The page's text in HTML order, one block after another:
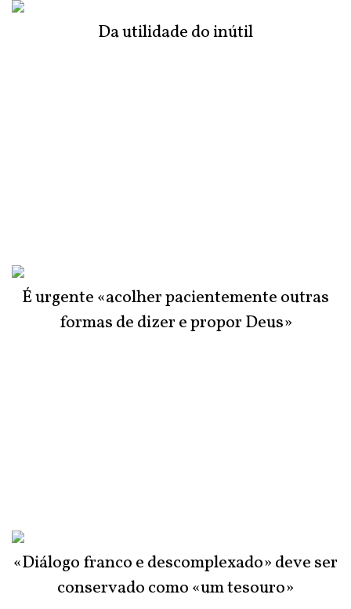
Da utilidade do inútil
É urgente «acolher pacientemente outras
formas de dizer e propor Deus»
«Diálogo franco e descomplexado» deve ser
conservado como «um tesouro»